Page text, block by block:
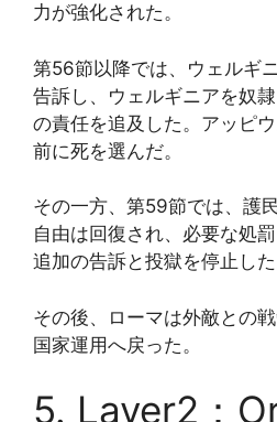
力が強化された。
第56節以降では、ウェルギ
告訴し、ウェルギニアを奴
の責任を追及した。アッピ
前に死を選んだ。
その一方、第59節では、護
自由は回復され、必要な処
追加の告訴と投獄を停止した
その後、ローマは外敵との
国家運用へ戻った。
5. Layer2：